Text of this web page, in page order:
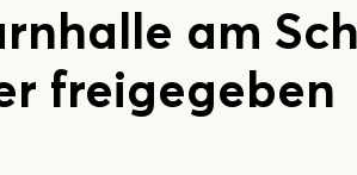
am
freigegeben